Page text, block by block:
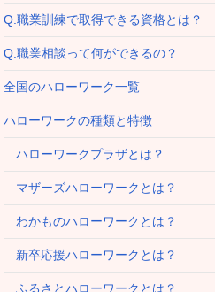
Q.職業訓練で取得できる資格とは？
Q.職業相談って何ができるの？
全国のハローワーク一覧
ハローワークの種類と特徴
ハローワークプラザとは？
マザーズハローワークとは？
わかものハローワークとは？
新卒応援ハローワークとは？
ふるさとハローワークとは？